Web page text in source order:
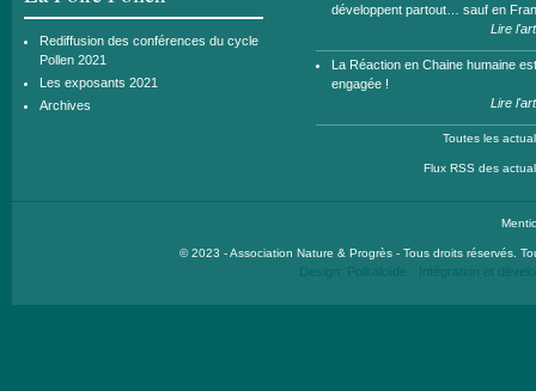
Rediffusion des conférences du cycle
Pollen 2021
Les exposants 2021
Archives
développent partout… sauf en
Lire
La Réaction en Chaine humaine est
engagée !
Lire
Toutes les
Flux RSS des
© 2023 - Association Nature & Progrès - Tous droits réservés.
Design: Polkaloïde - Intégration et